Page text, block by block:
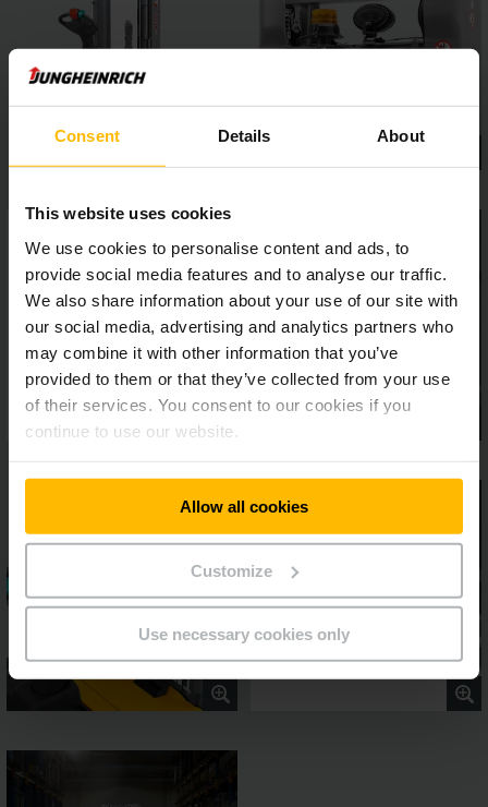
Consent Details About
This website uses cookies
We use cookies to personalise content and ads, to
provide social media features and to analyse our traffic.
We also share information about your use of our site with
our social media, advertising and analytics partners who
may combine it with other information that you’ve
provided to them or that they’ve collected from your use
of their services. You consent to our cookies if you
continue to use our website.
Allow all cookies
Customize
Use necessary cookies only
nagyobb biztonságot és hatékonyságot biztosítanak a
raktárban.